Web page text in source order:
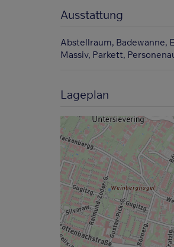
Ausstattung
Abstellraum Badewanne
Massiv Parkett
Lageplan